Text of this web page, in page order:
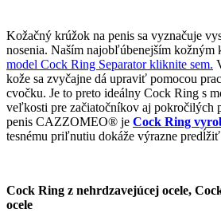
Kožačný krúžok na penis sa vyznačuje
nosenia. Naším najobľúbenejším kožným
model Cock Ring Separator kliknite sem.
kože sa zvyčajne dá upraviť pomocou
cvočku. Je to preto ideálny Cock Ring s
veľkosti pre začiatočníkov aj pokročilých
penis CAZZOMEO® je Cock Ring
tesnému priľnutiu dokáže výrazne
Cock Ring z nehrdzavejúcej ocele,
ocele